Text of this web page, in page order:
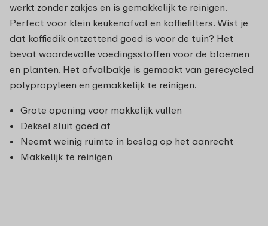
werkt zonder zakjes en is gemakkelijk te reinigen.
Perfect voor klein keukenafval en koffiefilters. Wist je
dat koffiedik ontzettend goed is voor de tuin? Het
bevat waardevolle voedingsstoffen voor de bloemen
en planten. Het afvalbakje is gemaakt van gerecycled
polypropyleen en gemakkelijk te reinigen.
Grote opening voor makkelijk vullen
Deksel sluit goed af
Neemt weinig ruimte in beslag op het aanrecht
Makkelijk te reinigen